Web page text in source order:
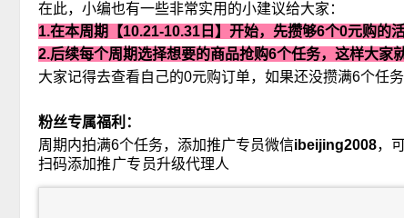
在此，小编也有一些非常实用的小建议给大家：
1.在本周期【10.21-10.31日】开始，先攒够6个0元购的活
2.后续每个周期选择想要的商品抢购6个任务，这样大家
大家记得去查看自己的0元购订单，如果还没攒满6个任
粉丝专属福利：
周期内拍满6个任务，添加推广专员微信ibeijing2008，
扫码添加推广专员升级代理人